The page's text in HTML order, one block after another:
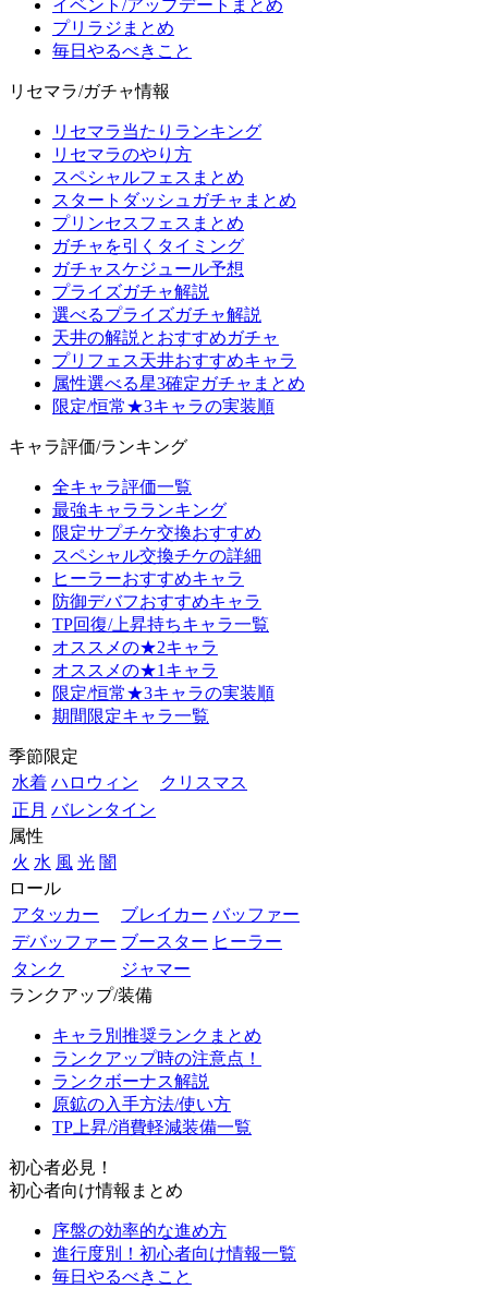
イベント/アップデートまとめ
プリラジまとめ
毎日やるべきこと
リセマラ/ガチャ情報
リセマラ当たりランキング
リセマラのやり方
スペシャルフェスまとめ
スタートダッシュガチャまとめ
プリンセスフェスまとめ
ガチャを引くタイミング
ガチャスケジュール予想
プライズガチャ解説
選べるプライズガチャ解説
天井の解説とおすすめガチャ
プリフェス天井おすすめキャラ
属性選べる星3確定ガチャまとめ
限定/恒常★3キャラの実装順
キャラ評価/ランキング
全キャラ評価一覧
最強キャラランキング
限定サプチケ交換おすすめ
スペシャル交換チケの詳細
ヒーラーおすすめキャラ
防御デバフおすすめキャラ
TP回復/上昇持ちキャラ一覧
オススメの★2キャラ
オススメの★1キャラ
限定/恒常★3キャラの実装順
期間限定キャラ一覧
季節限定
水着 ハロウィン
クリスマス
正月 バレンタイン
属性
火 水 風 光 闇
ロール
アタッカー
ブレイカー バッファー
デバッファー ブースター ヒーラー
タンク
ジャマー
ランクアップ/装備
キャラ別推奨ランクまとめ
ランクアップ時の注意点！
ランクボーナス解説
原鉱の入手方法/使い方
TP上昇/消費軽減装備一覧
初心者必見！
初心者向け情報まとめ
序盤の効率的な進め方
進行度別！初心者向け情報一覧
毎日やるべきこと